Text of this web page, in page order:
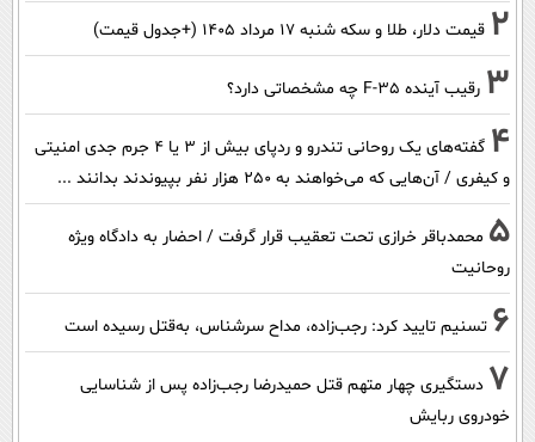
2 قیمت دلار، طلا و سکه شنبه ۱۷ مرداد ۱۴۰۵ (+جدول قیمت)
3 رقیب آینده F-35 چه مشخصاتی دارد؟
4
گفته‌های یک روحانی تندرو و ردپای بیش از ۳ یا ۴ جرم جدی امنیتی
و کیفری / آن‌هایی که می‌خواهند به ۲۵۰ هزار نفر بپیوندند بدانند ...
5 محمدباقر خرازی تحت تعقیب قرار گرفت / احضار به دادگاه ویژه
روحانیت
6 تسنیم تایید کرد: رجب‌زاده، مداح سرشناس، به‌قتل رسیده است
7 دستگیری چهار متهم قتل حمیدرضا رجب‌زاده پس از شناسایی
خودروی ربایش